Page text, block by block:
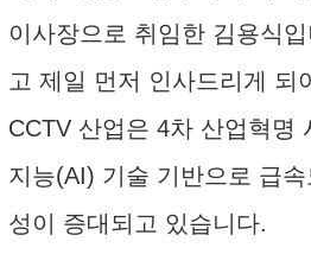
이사장으로 취임한 김용식
고 제일 먼저 인사드리게 되
CCTV 산업은 4차 산업혁명
지능(AI) 기술 기반으로 급
성이 증대되고 있습니다.